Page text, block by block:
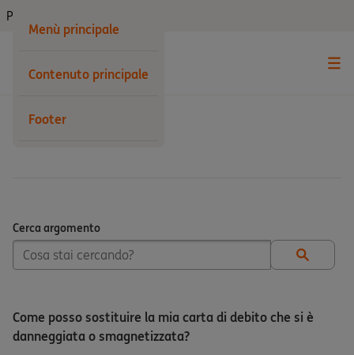
Menù principale
Contenuto principale
Footer
Privati
Cerca argomento
Cerca argomento
Come posso sostituire la mia carta di debito che si è
danneggiata o smagnetizzata?